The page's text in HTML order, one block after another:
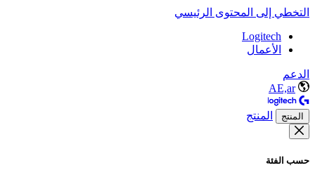
التخطي إلى المحتوى الرئيسي
Logitech
الأعمال
الدعم
AE,ar
المنتج المنتج
حسب الفئة